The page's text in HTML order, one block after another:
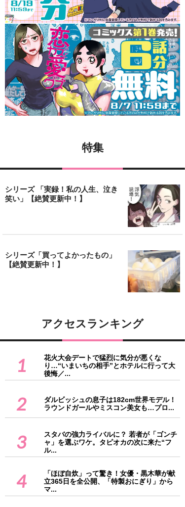
特集
シリーズ 「実録！私の人生、泣き
笑い」【絶賛更新中！】
シリーズ「買ってよかったもの」
【絶賛更新中！】
アクセスランキング
1
花火大会デートで猛烈に気分が悪くな
り…“いまいちの相手”とホテルに行って大
後悔／...
2
ダルビッシュの息子は182cm世界モデル！
ラウンドガールやミスコン美女も…プロ...
3
スタバの強力ライバルに？ 若者が「ゴンチ
ャ」を選ぶワケ。タピオカの次に来た“フ
ル...
4
「ほぼ自炊」って驚き！女優・黒木華が献
立365日を全公開、「特製おにぎり」から
マ...